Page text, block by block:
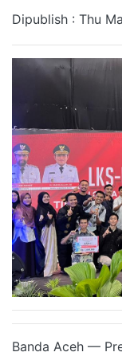
Dipublish : Thu
Banda Aceh —